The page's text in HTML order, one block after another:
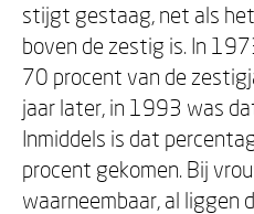
stijgt gestaag, net als
boven de zestig is. In
70 procent van de
jaar later, in 1993 was
Inmiddels is dat
procent gekomen. Bij
waarneembaar, al liggen